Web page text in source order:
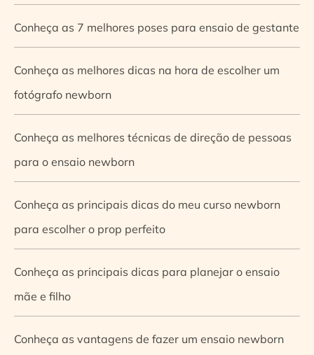
Conheça as 7 melhores poses para ensaio de gestante
Conheça as melhores dicas na hora de escolher um
fotógrafo newborn
Conheça as melhores técnicas de direção de pessoas
para o ensaio newborn
Conheça as principais dicas do meu curso newborn
para escolher o prop perfeito
Conheça as principais dicas para planejar o ensaio
mãe e filho
Conheça as vantagens de fazer um ensaio newborn